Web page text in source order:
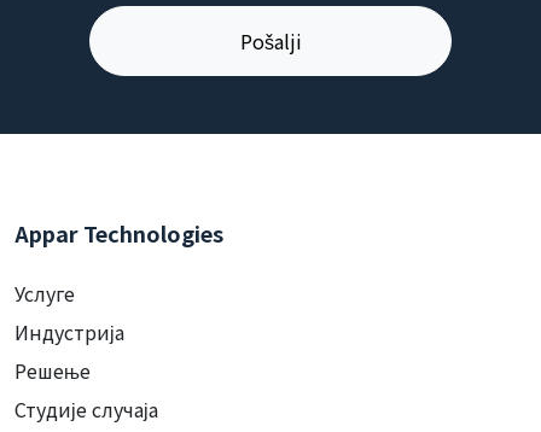
Appar Technologies
Услуге
Индустрија
Решење
Студије случаја